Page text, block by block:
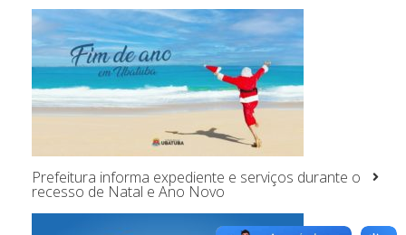
Prefeitura informa expediente e serviços durante o
recesso de Natal e Ano Novo